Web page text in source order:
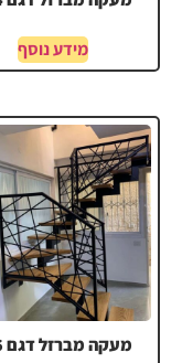
מידע נוסף
מעקה מברזל דגם 816